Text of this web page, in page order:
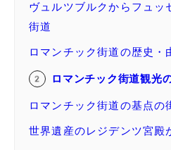
ヴュルツブルクからフュッ
街道
ロマンチック街道の歴史・
ロマンチック街道観光
ロマンチック街道の基点の
世界遺産のレジデンツ宮殿